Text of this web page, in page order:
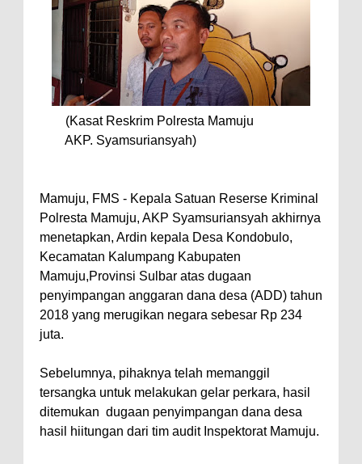
(Kasat Reskrim Polresta Mamuju
AKP. Syamsuriansyah)
Mamuju, FMS - Kepala Satuan Reserse Kriminal
Polresta Mamuju, AKP Syamsuriansyah akhirnya
menetapkan, Ardin kepala Desa Kondobulo,
Kecamatan Kalumpang Kabupaten
Mamuju,Provinsi Sulbar atas dugaan
penyimpangan anggaran dana desa (ADD) tahun
2018 yang merugikan negara sebesar Rp 234
juta.
Sebelumnya, pihaknya telah memanggil
tersangka untuk melakukan gelar perkara, hasil
ditemukan dugaan penyimpangan dana desa
hasil hiitungan dari tim audit Inspektorat Mamuju.